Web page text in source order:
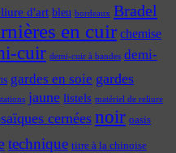
d'art bleu bordeaux Bradel
en cuir chemise
cuir demi-cuir à bandes demi-
gardes en soie gardes
jaune listels matériel de reliure
cernées noir oasis
technique titre à la chinoise